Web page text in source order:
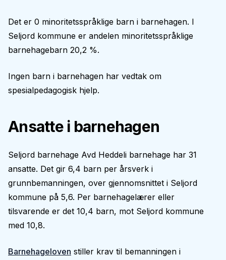
Det er 0 minoritetsspråklige barn i barnehagen. I
Seljord kommune er andelen minoritetsspråklige
barnehagebarn 20,2 %.
Ingen barn i barnehagen har vedtak om
spesialpedagogisk hjelp.
Ansatte i barnehagen
Seljord barnehage Avd Heddeli barnehage har 31
ansatte. Det gir 6,4 barn per årsverk i
grunnbemanningen, over gjennomsnittet i Seljord
kommune på 5,6. Per barnehagelærer eller
tilsvarende er det 10,4 barn, mot Seljord kommune
med 10,8.
Barnehageloven stiller krav til bemanningen i